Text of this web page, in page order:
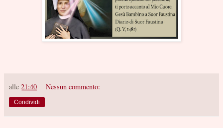
alle 21:40 Nessun commento:
Condividi